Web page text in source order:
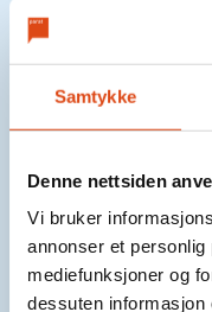
Samtykke
Denne nettsiden
Vi bruker
annonser et
mediefunksjoner og
dessuten informasjon
Stipend